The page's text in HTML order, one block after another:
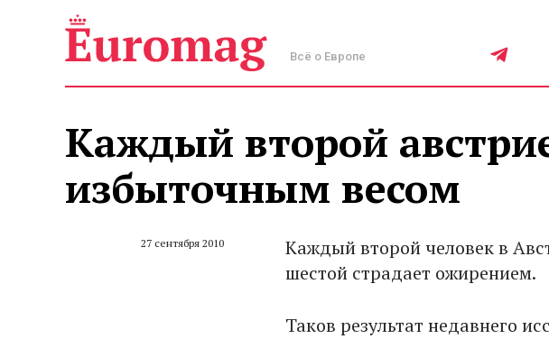
Всё о Европе
Каждый второй
избыточным весом
27 сентября 2010
Каждый второй человек в
шестой страдает ожирением.
Таков результат недавнего